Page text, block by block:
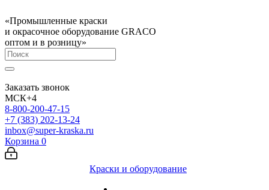
«Промышленные краски
и окрасочное оборудование GRACO
оптом и в розницу»
Заказать звонок
МСК+4
8-800-200-47-15
+7 (383) 202-13-24
inbox@super-kraska.ru
Корзина 0
Краски и оборудование